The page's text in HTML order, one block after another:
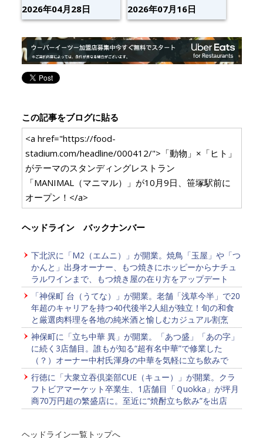
2026年04月28日 2026年07月16日
この記事をブログに貼る
<a href="https://food-
stadium.com/headline/000412/">「動物」×「ヒト」
がテーマのスタンディングレストラン
「MANIMAL（マニマル）」が10月9日、笹塚駅前に
オープン！</a>
ヘッドライン バックナンバー
下北沢に「M2（エムニ）」が開業。焼鳥「玉屋」や「つ
かんと」出身オーナー、もつ焼きにホッピーからナチュ
ラルワインまで、もつ焼き屋の在り方をアップデート
「神保町 台（うてな）」が開業。老舗「浅草今半」で20
年超のキャリアを持つ40代後半2人組が独立！旬の和食
と厳選肉料理を各地の純米酒と愉しむカジュアル割烹
神保町に「立ち中華 異」が開業。「あつ盛」「あの字」
に続く3店舗目。誰もが知る“超有名中華”で修業した
（？）オーナー中村氏渾身の中華を気軽に立ち飲みで
行徳に「大衆立吞倶楽部CUE（キュー）」が開業。クラ
フトビアマーケット卒業生、1店舗目「Ｑuokka」が坪月
商70万円超の繁盛店に。至近に“焼酎立ち飲み”を出店
ヘッドライン一覧トップへ